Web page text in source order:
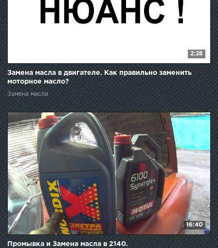
2:28
Замена масла в двигателе. Как правильно заменить
моторное масло?
Замена масла
16:40
Промывка и Замена масла в 2140.